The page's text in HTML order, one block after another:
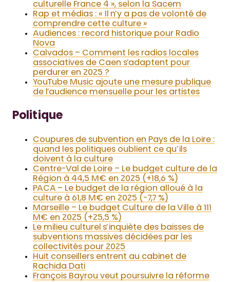
culturelle France 4 », selon la Sacem
Rap et médias : « Il n’y a pas de volonté de
comprendre cette culture »
Audiences : record historique pour Radio
Nova
Calvados – Comment les radios locales
associatives de Caen s’adaptent pour
perdurer en 2025 ?
YouTube Music ajoute une mesure publique
de l’audience mensuelle pour les artistes
Politique
Coupures de subvention en Pays de la Loire :
quand les politiques oublient ce qu’ils
doivent à la culture
Centre-Val de Loire – Le budget culture de la
Région à 44,5 M€ en 2025 (+18,6 %)
PACA – Le budget de la région alloué à la
culture à 61,8 M€ en 2025 (-7,7 %)
Marseille – Le budget Culture de la Ville à 111
M€ en 2025 (+25,5 %)
Le milieu culturel s’inquiète des baisses de
subventions massives décidées par les
collectivités pour 2025
Huit conseillers entrent au cabinet de
Rachida Dati
François Bayrou veut poursuivre la réforme